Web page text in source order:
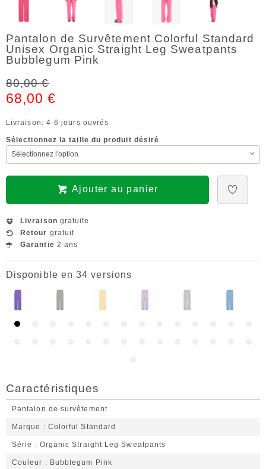
Pantalon de Survêtement Colorful Standard
Unisex Organic Straight Leg Sweatpants
Bubblegum Pink
80,00 €
68,00 €
Livraison: 4-6 jours ouvrés
Sélectionnez la taille du produit désiré
Ajouter au panier
Livraison gratuite
Retour gratuit
Garantie 2 ans
Disponible en 34 versions
Caractéristiques
Pantalon de survêtement
Marque Colorful Standard
Série Organic Straight Leg Sweatpants
Couleur Bubblegum Pink